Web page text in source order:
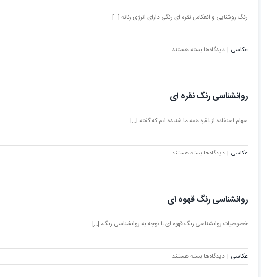
رنگ روشنایی و انعکاس نقره ای رنگی دارای انرژی زنانه [...]
عکاسی | دیدگاه‌ها برای
معنی
بسته هستند
روانشناسی رنگ نقره ای
سهام استفاده از نقره همه ما شنیده ایم که گفته [...]
عکاسی | دیدگاه‌ها برای
روانشناسی
بسته هستند
روانشناسی رنگ قهوه ای
خصوصیات روانشناسی رنگ قهوه ای با توجه به روانشناسی رنگ، [...]
عکاسی | دیدگاه‌ها برای
روانشناسی
بسته هستند